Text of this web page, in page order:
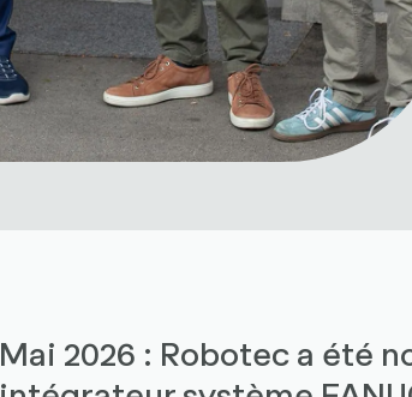
Mai 2026 : Robotec a été